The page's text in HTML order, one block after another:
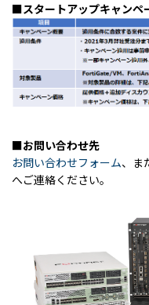
■スタートアップキャンペ
■お問い合わせ先
お問い合わせフォーム、ま
へご連絡ください。